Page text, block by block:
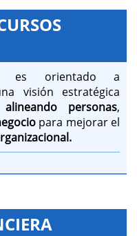
es orientado a
visión estratégica
alineando personas,
para mejorar el